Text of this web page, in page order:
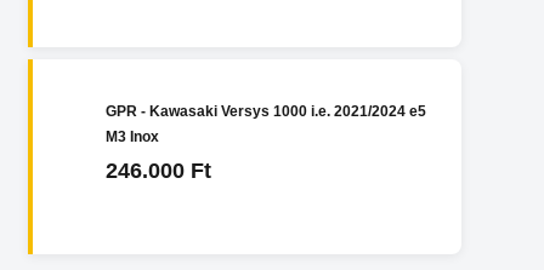
GPR - Kawasaki Versys 1000 i.e. 2021/2024 e5
M3 Inox
246.000 Ft